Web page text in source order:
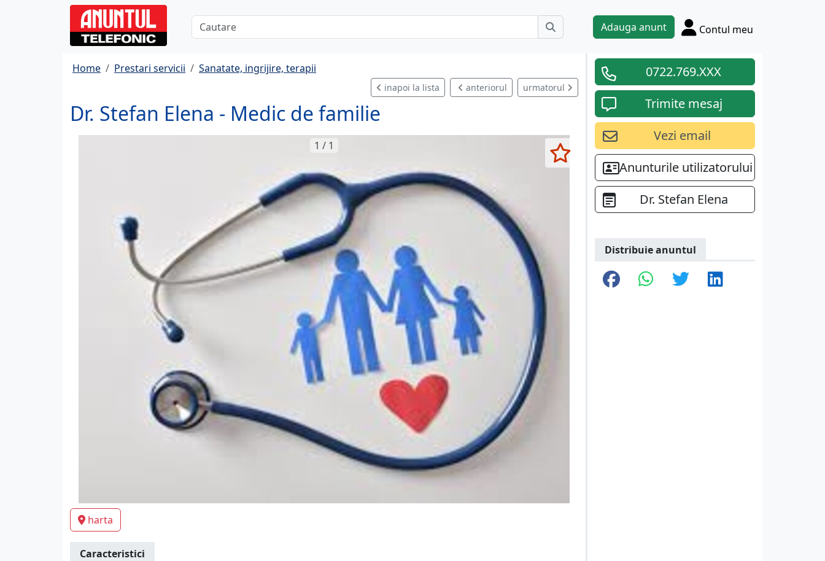
Adauga anunt Contul meu
Home Prestari servicii Sanatate, ingrijire, terapii
inapoi la lista anteriorul urmatorul
Dr. Stefan Elena - Medic de familie
1 / 1
harta
Caracteristici
0722.769.XXX
Trimite mesaj
Vezi email
Anunturile utilizatorului
Dr. Stefan Elena
Distribuie anuntul